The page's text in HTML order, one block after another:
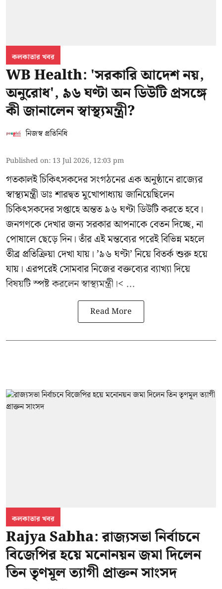
কলকাতার খবর
WB Health: 'সরকারি আদেশ নয়,
অনুরোধ', ৯৬ ঘণ্টা অন ডিউটি প্রসঙ্গে
কী জানালেন স্বাস্থ্যমন্ত্রী?
নিজস্ব প্রতিনিধি
Published on: 13 Jul 2026, 12:03 pm
গতকালই চিকিৎসকদের সংগঠনের এক অনুষ্ঠানে রাজ্যের
স্বাস্থ্যমন্ত্রী ডাঃ শারদ্বত মুখোপাধ্যায় জানিয়েছিলেন
চিকিৎসকদের সপ্তাহে অন্তত ৯৬ ঘণ্টা ডিউটি করতে হবে।
জনগণকে দেখার জন্য সরকার আপনাকে বেতন দিচ্ছে, না
পোষালে ছেড়ে দিন। তাঁর এই মন্তব্যের পরেই বিভিন্ন মহলে
তীব্র প্রতিক্রিয়া দেখা যায়। ’৯৬ ঘণ্টা’ নিয়ে বিতর্ক শুরু হয়ে
যায়। এরপরেই সোমবার নিজের বক্তব্যের ব্যাখ্যা দিয়ে
বিষয়টি স্পষ্ট করলেন স্বাস্থ্যমন্ত্রী।< ...
Read More
কলকাতার খবর
Rajya Sabha: রাজ্যসভা নির্বাচনে
বিজেপির হয়ে মনোনয়ন জমা দিলেন
তিন তৃণমূল ত্যাগী প্রাক্তন সাংসদ